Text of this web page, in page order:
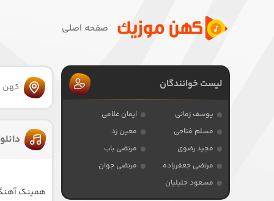
صفحه اصلی
کهن
همینک
لیست خوانندگان
یوسف زمانی
ایمان غلامی
مسلم فتاحی
معین زد
مجید رضوی
مرتضی باب
مرتضی جعفرزاده
مرتضی جوان
مسعود جلیلیان